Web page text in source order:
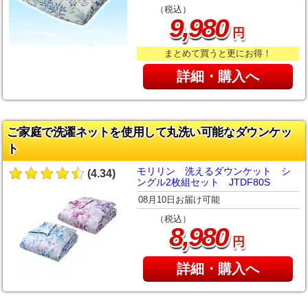
（税込）
9,980円
まとめて買うと更にお得！
詳細・購入へ
ご家庭で洗濯ネットを使用して丸洗い可能なダウンケッ
ト
(4.34)
モリリン 洗えるダウンケット シ
ングル2枚組セット JTDF80S
08月10日お届け可能
（税込）
8,980円
詳細・購入へ